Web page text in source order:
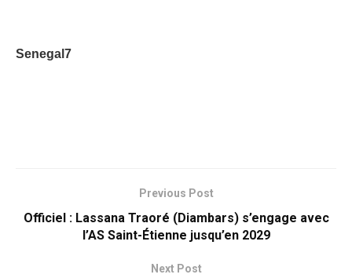
Senegal7
Previous Post
Officiel : Lassana Traoré (Diambars) s’engage avec
l’AS Saint-Étienne jusqu’en 2029
Next Post